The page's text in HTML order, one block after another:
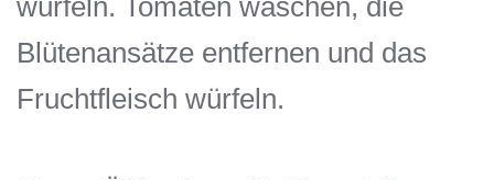
würfeln. Tomaten waschen, die
Blütenansätze entfernen und das
Fruchtfleisch würfeln.